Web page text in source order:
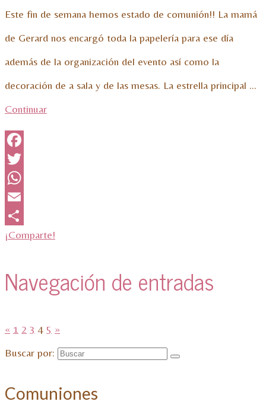
Este fin de semana hemos estado de comunión!! La mamá
de Gerard nos encargó toda la papelería para ese día
además de la organización del evento así como la
decoración de a sala y de las mesas. La estrella principal …
Continuar
Facebook
Twitter
WhatsApp
Email
¡Comparte!
Navegación de entradas
« 1 2 3 4 5 »
Buscar por:
Comuniones